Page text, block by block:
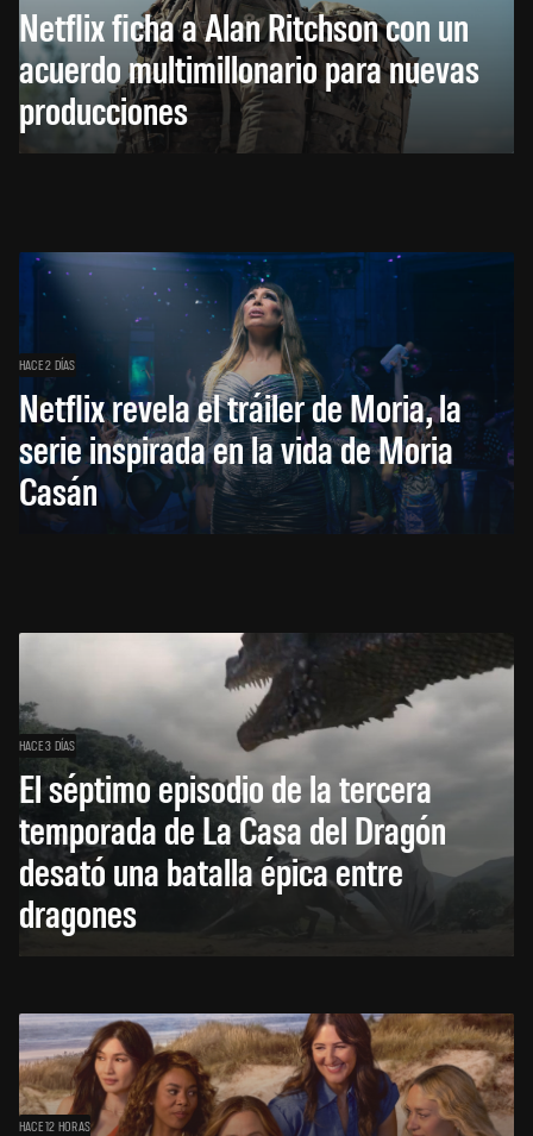
Netflix ficha a Alan Ritchson con un
acuerdo multimillonario para nuevas
producciones
HACE 2 DÍAS
Netflix revela el tráiler de Moria, la
serie inspirada en la vida de Moria
Casán
HACE 3 DÍAS
El séptimo episodio de la tercera
temporada de La Casa del Dragón
desató una batalla épica entre
dragones
HACE 12 HORAS